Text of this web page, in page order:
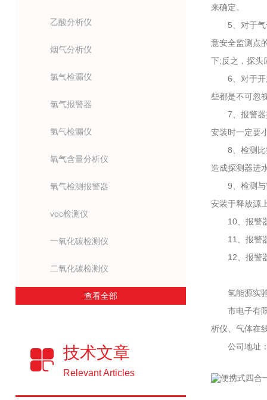
乙酸分析仪
烟气分析仪
氯气检漏仪
氯气报警器
氢气检漏仪
氧气含量分析仪
氧气检测报警器
voc检测仪
一氧化碳检测仪
二氧化碳检测仪
查看全部
技术文章
Relevant Articles
来确定。
5、对于气体
意安全监测点
下;反之，探头
6、对于开放
些都是不可忽
7、报警器探
安装时一定要
8、检测比空
造成探测器进
9、检测与空
安装于释放源
10、报警器
11、报警器
12、报警器
氢能源实验
市电子有限
析仪、气体在
公司地址：